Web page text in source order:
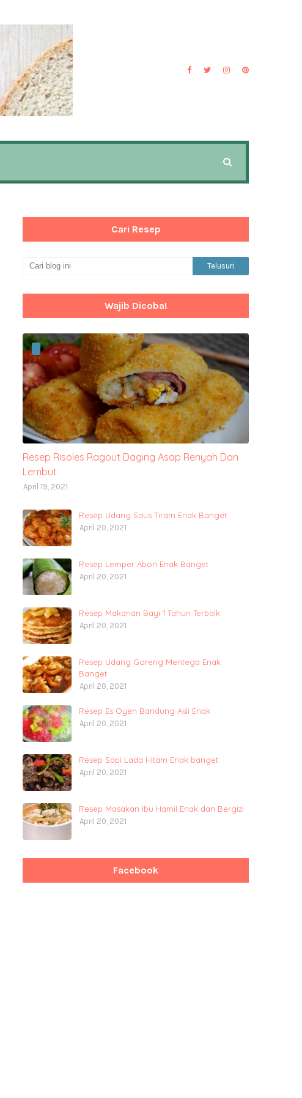
Cari Resep
Wajib Dicoba!
Resep Risoles Ragout Daging Asap Renyah Dan
Lembut
April 19, 2021
Resep Udang Saus Tiram Enak Banget
April 20, 2021
Resep Lemper Abon Enak Banget
April 20, 2021
Resep Makanan Bayi 1 Tahun Terbaik
April 20, 2021
Resep Udang Goreng Mentega Enak
Banget
April 20, 2021
Resep Es Oyen Bandung Asli Enak
April 20, 2021
Resep Sapi Lada Hitam Enak banget
April 20, 2021
Resep Masakan Ibu Hamil Enak dan Bergizi
April 20, 2021
Facebook